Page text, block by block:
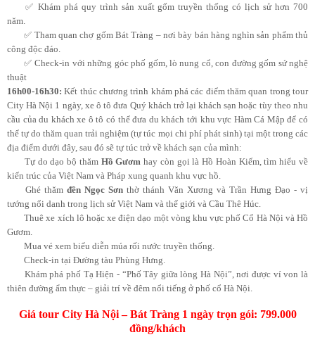
✅ Khám phá quy trình sản xuất gốm truyền thống có lịch sử hơn 700
năm.
✅ Tham quan chợ gốm Bát Tràng – nơi bày bán hàng nghìn sản phẩm thủ
công độc đáo.
✅ Check-in với những góc phố gốm, lò nung cổ, con đường gốm sứ nghệ
thuật
16h00-16h30:Kết thúc chương trình khám phá các điểm thăm quan trong tour
City Hà Nội 1 ngày, xe ô tô đưa Quý khách trở lại khách sạn hoặc tùy theo nhu
cầu của du khách xe ô tô có thể đưa du khách tới khu vực Hàm Cá Mập để có
thể tự do thăm quan trải nghiệm (tự túc mọi chi phí phát sinh) tại một trong các
địa điểm dưới đây, sau đó sẽ tự túc trở về khách sạn của mình:
Tự do dạo bộ thăm Hồ Gươm hay còn gọi là Hồ Hoàn Kiếm, tìm hiểu về
kiến trúc của Việt Nam và Pháp xung quanh khu vực hồ.
Ghé thăm đền Ngọc Sơn thờ thánh Văn Xương và Trần Hưng Đạo - vị
tướng nổi danh trong lịch sử Việt Nam và thế giới và Cầu Thê Húc.
Thuê xe xích lô hoặc xe điện dạo một vòng khu vực phố Cổ Hà Nội và Hồ
Gươm.
Mua vé xem biểu diễn múa rối nước truyền thống.
Check-in tại Đường tàu Phùng Hưng.
Khám phá phố Tạ Hiện - “Phố Tây giữa lòng Hà Nội”, nơi được ví von là
thiên đường ẩm thực – giải trí về đêm nổi tiếng ở phố cổ Hà Nội.
Giá tour City Hà Nội – Bát Tràng 1 ngày trọn gói: 799.000
đồng/khách